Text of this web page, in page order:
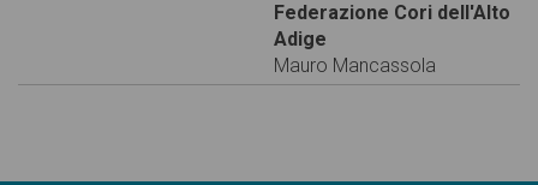
Federazione Cori dell'Alto
Adige
Mauro Mancassola